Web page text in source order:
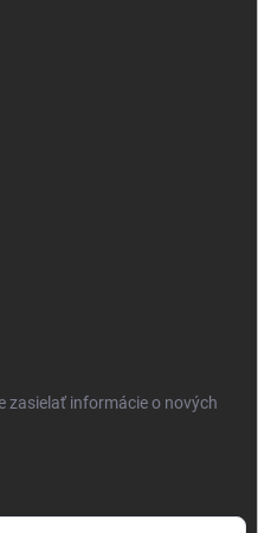
zasielať informácie o nových